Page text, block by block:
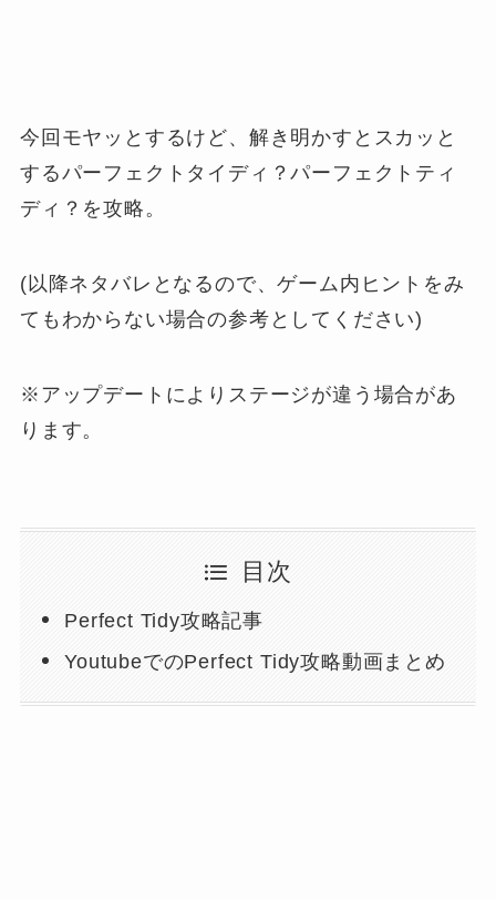
今回モヤッとするけど、解き明かすとスカッと
するパーフェクトタイディ？パーフェクトティ
ディ？を攻略。
(以降ネタバレとなるので、ゲーム内ヒントをみ
てもわからない場合の参考としてください)
※アップデートによりステージが違う場合があ
ります。
目次
Perfect Tidy攻略記事
YoutubeでのPerfect Tidy攻略動画まとめ